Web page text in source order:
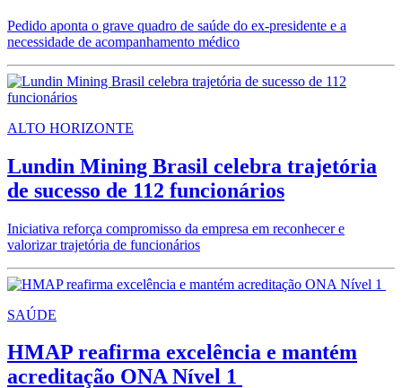
Pedido aponta o grave quadro de saúde do ex-presidente e a
necessidade de acompanhamento médico
ALTO HORIZONTE
Lundin Mining Brasil celebra trajetória
de sucesso de 112 funcionários
Iniciativa reforça compromisso da empresa em reconhecer e
valorizar trajetória de funcionários
SAÚDE
HMAP reafirma excelência e mantém
acreditação ONA Nível 1